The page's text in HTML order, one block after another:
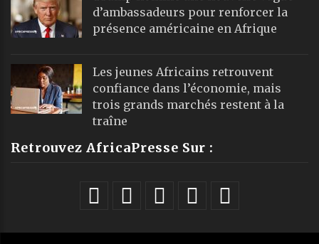
d’ambassadeurs pour renforcer la
présence américaine en Afrique
Les jeunes Africains retrouvent
confiance dans l’économie, mais
trois grands marchés restent à la
traîne
Retrouvez AfricaPresse Sur :